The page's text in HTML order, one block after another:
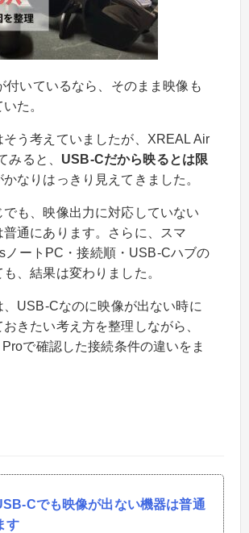
付いているなら、そのまま映像も
た。
そう考えていましたが、XREAL Air
みると、 USB-Cだから映るとは限
かなりはっきり見えてきました。
でも、映像出力に対応していない
通にあります。さらに、スマ
ノートPC・接続順・USB-Cハブの
、結果は変わりました。
、USB-Cなのに映像が出ない時に
きたい考え方を整理しながら、
で確認した接続条件の違いをま
Cでも映像が出ない機器は普通
す